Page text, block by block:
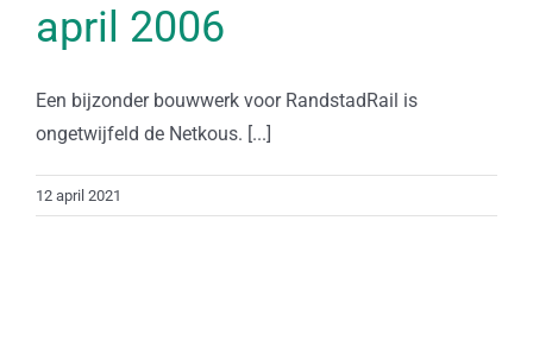
april 2006
Een bijzonder bouwwerk voor RandstadRail is
ongetwijfeld de Netkous. [...]
12 april 2021